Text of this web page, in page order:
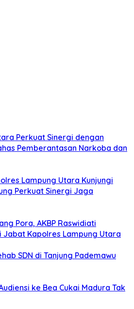
Perkuat Sinergi dengan
Pemberantasan Narkoba dan
Lampung Utara Kunjungi
Perkuat Sinergi Jaga
Pora, AKBP Raswidiati
Jabat Kapolres Lampung Utara
SDN di Tanjung Pademawu
ke Bea Cukai Madura Tak